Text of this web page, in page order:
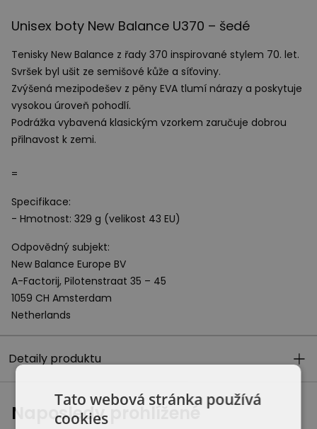
Unisex boty New Balance U370 – šedé
Tenisky New Balance z řady 370 inspirované stylem 70. let.
Svršek byl ušit ze semišové kůže a síťoviny.
Zvýšená mezipodešev z pěny EVA tlumí nárazy a poskytuje
vysokou úroveň pohodlí.
Podrážka vybavená klasickým vzorkem zaručuje dobrou
přilnavost k zemi.
=
Specifikace:
- Hmotnost: 329 g (velikost 43 EU)
Odpovědný subjekt:
New Balance Europe BV
A-Factorij, Pilotenstraat 35 – 45
1059 CH Amsterdam
Netherlands
Detaily produktu
Naposledy prohlížené
Tato webová stránka používá
cookies